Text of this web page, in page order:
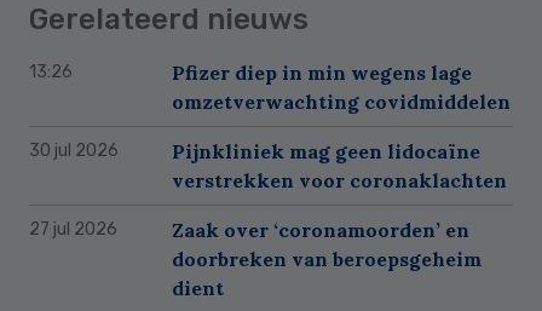
Gerelateerd nieuws
13:26
Pfizer diep in min wegens lage
omzetverwachting covidmiddelen
30 jul 2026
Pijnkliniek mag geen lidocaïne
verstrekken voor coronaklachten
27 jul 2026
Zaak over ‘coronamoorden’ en
doorbreken van beroepsgeheim
dient